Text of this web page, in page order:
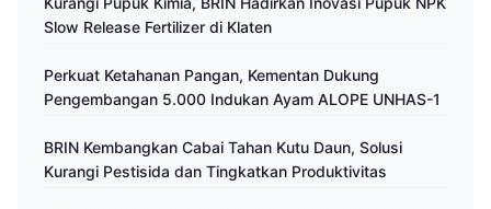
Slow Release Fertilizer di Klaten
Perkuat Ketahanan Pangan, Kementan Dukung
Pengembangan 5.000 Indukan Ayam ALOPE UNHAS-1
BRIN Kembangkan Cabai Tahan Kutu Daun, Solusi
Kurangi Pestisida dan Tingkatkan Produktivitas